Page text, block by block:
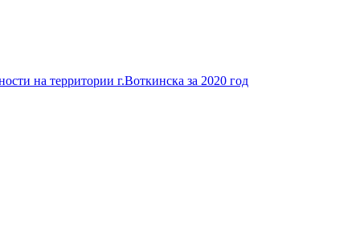
на территории г.Воткинска за 2020 год